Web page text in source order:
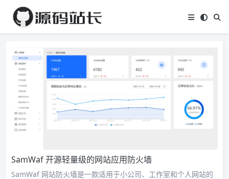
SamWaf 开源轻量级的网站应用防火墙
SamWaf 网站防火墙是一款适用于小公司、工作室和个人网站的